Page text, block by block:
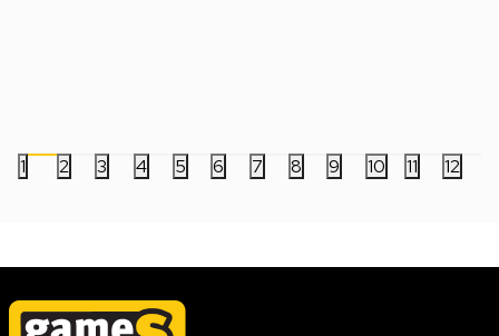
1 2 3 4 5 6 7 8 9 10 11 12